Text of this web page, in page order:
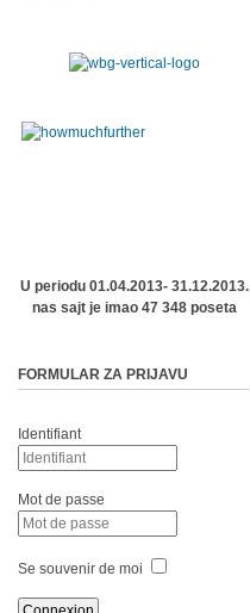
U periodu 01.04.2013- 31.12.2013.
nas sajt je imao 47 348 poseta
FORMULAR ZA PRIJAVU
Identifiant
Mot de passe
Se souvenir de moi